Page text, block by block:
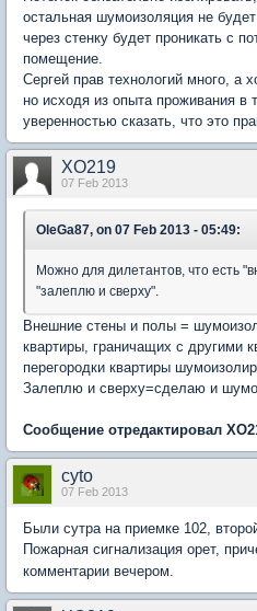
остальная шумоизоляция не
через стенку будет проникать с
помещение.
Сергей прав технологий много, а
но исходя из опыта проживания в
уверенностью сказать, что это
XO219
07 Feb 2013
OleGa87, on 07 Feb 2013 - 05:49:
Можно для дилетантов, что есть
"залеплю и сверху".
Внешние стены и полы =
квартиры, граничащих с другими
перегородки квартиры
Залеплю и сверху=сделаю и
Сообщение отредактировал
cyto
07 Feb 2013
Были сутра на приемке 102,
Пожарная сигнализация орет,
комментарии вечером.